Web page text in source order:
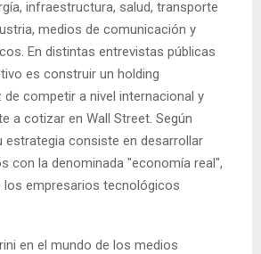
infraestructura, salud, transporte
medios de comunicación y
En distintas entrevistas públicas
es construir un holding
competir a nivel internacional y
a cotizar en Wall Street. Según
estrategia consiste en desarrollar
con la denominada "economía real",
los empresarios tecnológicos
en el mundo de los medios